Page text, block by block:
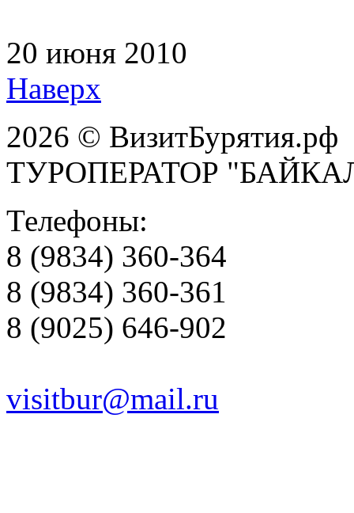
20 июня 2010
Наверх
2026 © ВизитБурятия.рф
ТУРОПЕРАТОР
Телефоны:
8 (9834) 360-364
8 (9834) 360-361
8 (9025) 646-902
visitbur@mail.ru